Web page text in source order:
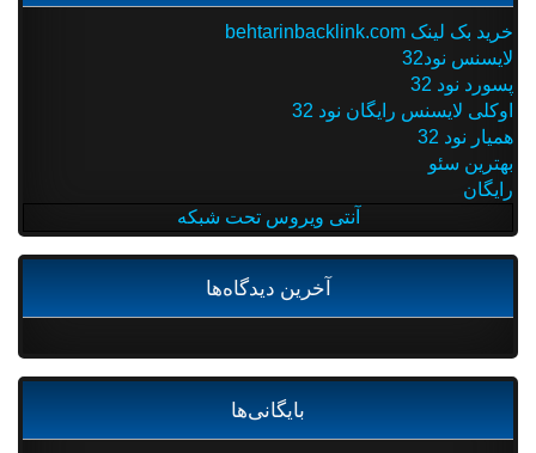
خرید بک لینک behtarinbacklink.com
لایسنس نود32
پسورد نود 32
اوکلی لایسنس رایگان نود 32
همیار نود 32
بهترین سئو
رایگان
آنتی ویروس تحت شبکه
آخرین دیدگاه‌ها
بایگانی‌ها